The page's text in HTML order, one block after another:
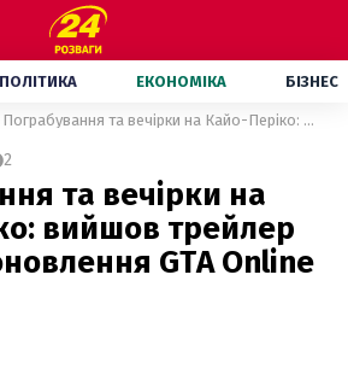
ЕКОНОМІКА БІЗНЕС
Пограбування та вечірки на Кайо-Періко: вийшов трейлер великого оновлення GTA Online – відео
2
та вечірки на
вийшов трейлер
GTA Online